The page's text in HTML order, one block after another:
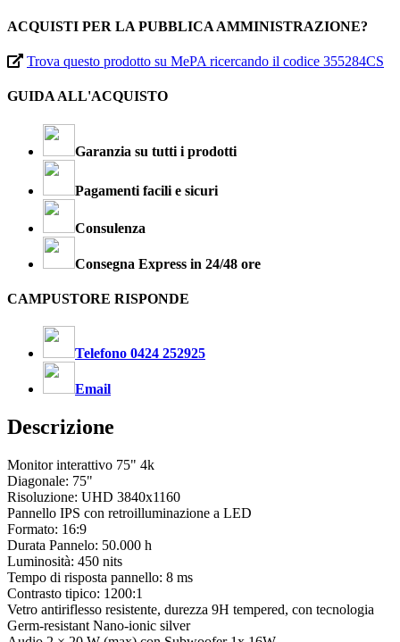
ACQUISTI PER LA PUBBLICA AMMINISTRAZIONE?
Trova questo prodotto su MePA ricercando il codice 355284CS
GUIDA ALL'ACQUISTO
Garanzia su tutti i prodotti
Pagamenti facili e sicuri
Consulenza
Consegna Express in 24/48 ore
CAMPUSTORE RISPONDE
Telefono 0424 252925
Email
Descrizione
Monitor interattivo 75" 4k
Diagonale: 75"
Risoluzione: UHD 3840x1160
Pannello IPS con retroilluminazione a LED
Formato: 16:9
Durata Pannelo: 50.000 h
Luminosità: 450 nits
Tempo di risposta pannello: 8 ms
Contrasto tipico: 1200:1
Vetro antiriflesso resistente, durezza 9H tempered, con tecnologia
Germ-resistant Nano-ionic silver